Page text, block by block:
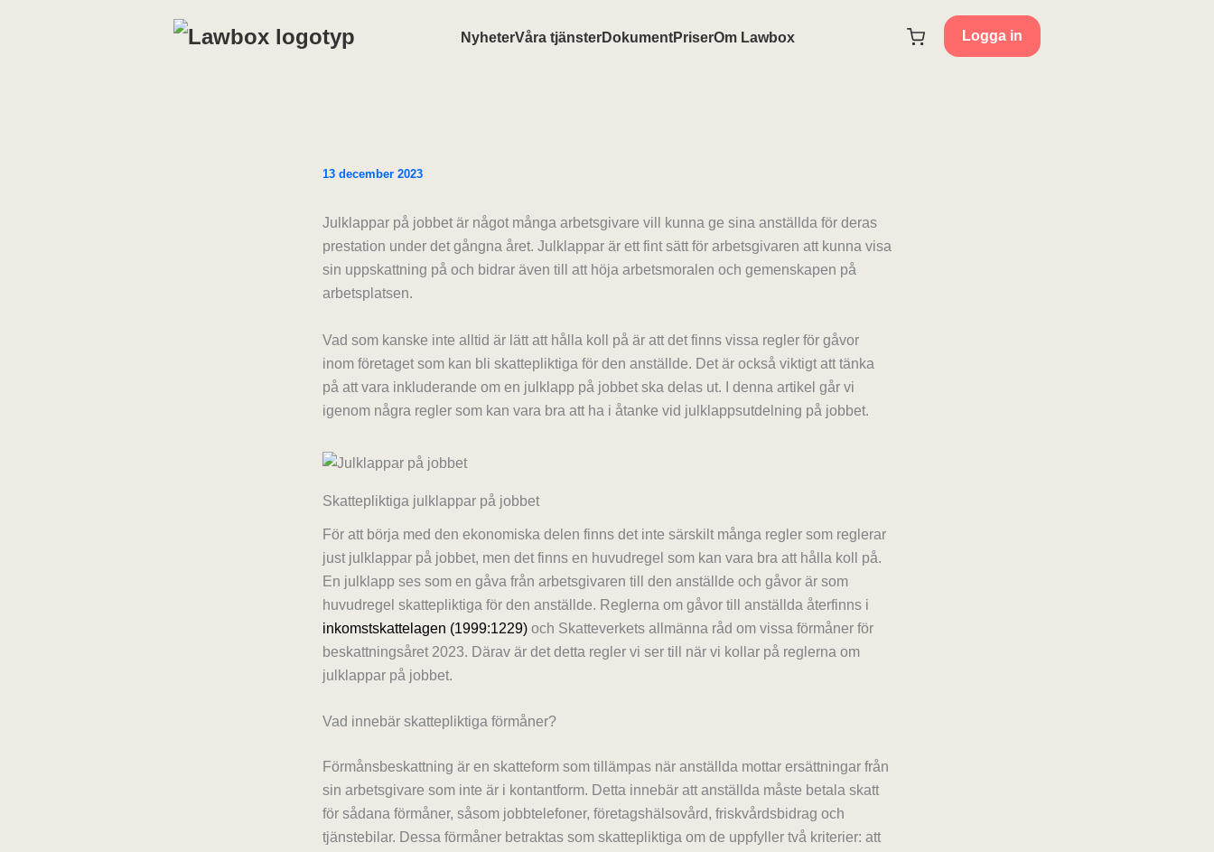
NyheterVåra tjänsterDokumentPriserOm Lawbox Logga in
13 december 2023
Julklappar på jobbet är något många arbetsgivare vill kunna ge sina anställda för deras
prestation under det gångna året. Julklappar är ett fint sätt för arbetsgivaren att kunna visa
sin uppskattning på och bidrar även till att höja arbetsmoralen och gemenskapen på
arbetsplatsen.
Vad som kanske inte alltid är lätt att hålla koll på är att det finns vissa regler för gåvor
inom företaget som kan bli skattepliktiga för den anställde. Det är också viktigt att tänka
på att vara inkluderande om en julklapp på jobbet ska delas ut. I denna artikel går vi
igenom några regler som kan vara bra att ha i åtanke vid julklappsutdelning på jobbet.
Skattepliktiga julklappar på jobbet
För att börja med den ekonomiska delen finns det inte särskilt många regler som reglerar
just julklappar på jobbet, men det finns en huvudregel som kan vara bra att hålla koll på.
En julklapp ses som en gåva från arbetsgivaren till den anställde och gåvor är som
huvudregel skattepliktiga för den anställde. Reglerna om gåvor till anställda återfinns i
inkomstskattelagen (1999:1229) och Skatteverkets allmänna råd om vissa förmåner för
beskattningsåret 2023. Därav är det detta regler vi ser till när vi kollar på reglerna om
julklappar på jobbet.
Vad innebär skattepliktiga förmåner?
Förmånsbeskattning är en skatteform som tillämpas när anställda mottar ersättningar från
sin arbetsgivare som inte är i kontantform. Detta innebär att anställda måste betala skatt
för sådana förmåner, såsom jobbtelefoner, företagshälsovård, friskvårdsbidrag och
tjänstebilar. Dessa förmåner betraktas som skattepliktiga om de uppfyller två kriterier: att